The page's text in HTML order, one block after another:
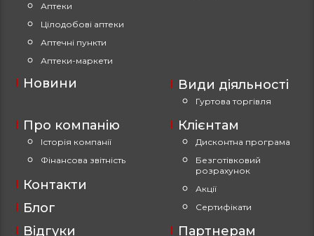
Аптеки
Цілодобові аптеки
Аптечні пункти
Аптеки-маркети
Про компанію
Історія компанії
Фінансова звітність
Види діяльності
Гуртова торгівля
Контакти
Відгуки
Новини
Клієнтам
Дисконтна програма
Безготівковий
розрахунок
Акції
Сертифікати
Партнерам
Блог